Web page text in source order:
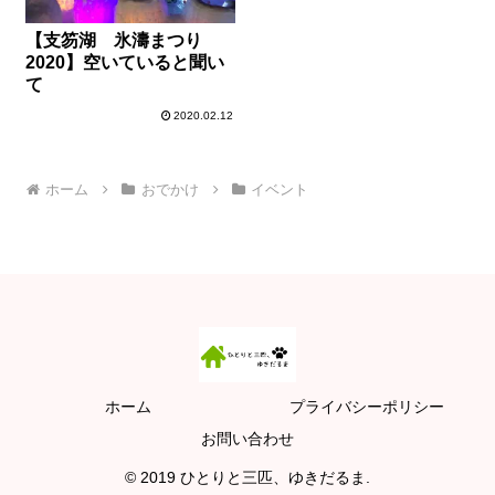
【支笏湖 氷濤まつり
2020】空いていると聞い
て
2020.02.12
ホーム おでかけ イベント
ホーム
プライバシーポリシー
お問い合わせ
© 2019 ひとりと三匹、ゆきだるま.